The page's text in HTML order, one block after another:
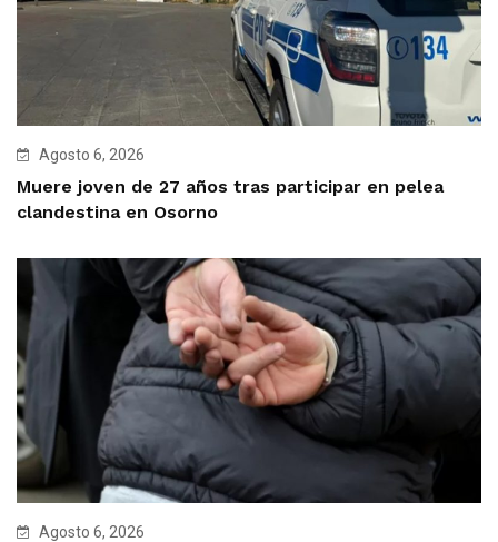
Agosto 6, 2026
Muere joven de 27 años tras participar en pelea
clandestina en Osorno
Agosto 6, 2026